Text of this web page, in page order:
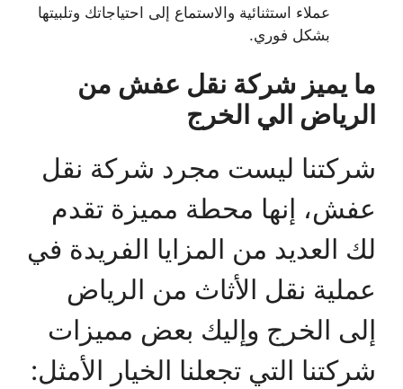
عملاء استثنائية والاستماع إلى احتياجاتك وتلبيتها
بشكل فوري.
ما يميز شركة نقل عفش من
الرياض الي الخرج
شركتنا ليست مجرد شركة نقل
عفش، إنها محطة مميزة تقدم
لك العديد من المزايا الفريدة في
عملية نقل الأثاث من الرياض
إلى الخرج وإليك بعض مميزات
شركتنا التي تجعلنا الخيار الأمثل: